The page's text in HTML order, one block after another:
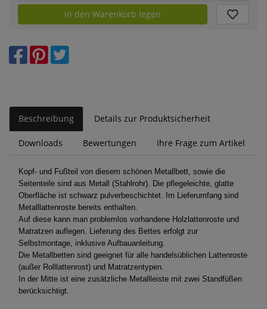
in den Warenkorb legen
Beschreibung Details zur Produktsicherheit
Downloads Bewertungen Ihre Frage zum Artikel
Kopf- und Fußteil von diesem schönen Metallbett, sowie die
Seitenteile sind aus Metall (Stahlrohr). Die pflegeleichte, glatte
Oberfläche ist schwarz pulverbeschichtet. Im Lieferumfang sind
Metalllattenroste bereits enthalten.
Auf diese kann man problemlos vorhandene Holzlattenroste und
Matratzen auflegen. Lieferung des Bettes erfolgt zur
Selbstmontage, inklusive Aufbauanleitung.
Die Metallbetten sind geeignet für alle handelsüblichen Lattenroste
(außer Rolllattenrost) und Matratzentypen.
In der Mitte ist eine zusätzliche Metallleiste mit zwei Standfüßen
berücksichtigt.